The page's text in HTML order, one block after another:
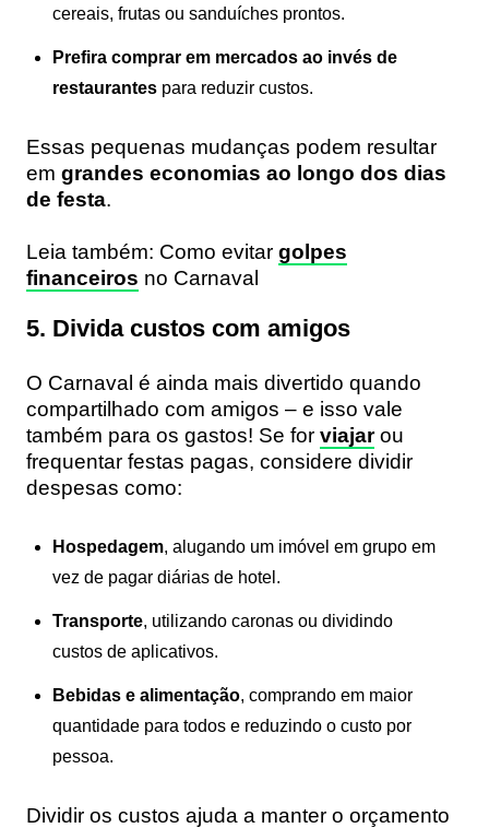
cereais, frutas ou sanduíches prontos.
Prefira comprar em mercados ao invés de
restaurantes para reduzir custos.
Essas pequenas mudanças podem resultar
em grandes economias ao longo dos dias
de festa.
Leia também: Como evitar golpes
financeiros no Carnaval
5. Divida custos com amigos
O Carnaval é ainda mais divertido quando
compartilhado com amigos – e isso vale
também para os gastos! Se for viajarou
frequentar festas pagas, considere dividir
despesas como:
Hospedagem, alugando um imóvel em grupo em
vez de pagar diárias de hotel.
Transporte, utilizando caronas ou dividindo
custos de aplicativos.
Bebidas e alimentação, comprando em maior
quantidade para todos e reduzindo o custo por
pessoa.
Dividir os custos ajuda a manter o orçamento